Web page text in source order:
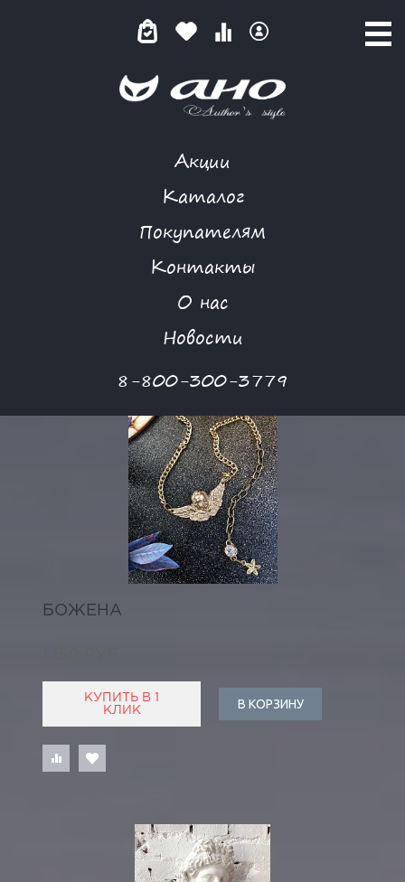
Акции
Каталог
Покупателям
Контакты
О нас
Новости
8-800-300-3779
MORGANNA
БОЖЕНА
КУПИТЬ В 1
КЛИК
В КОРЗИНУ